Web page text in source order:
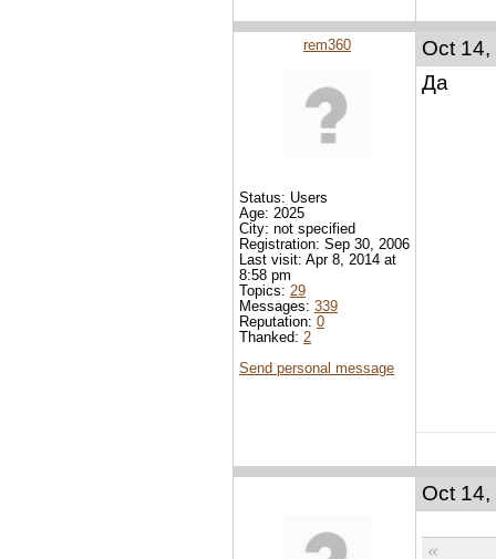
Oct
Да
rem360
Status: Users
Age: 2025
City: not specified
Registration: Sep 30, 2006
Last visit: Apr 8, 2014 at
8:58 pm
Topics: 29
Messages: 339
Reputation: 0
Thanked: 2
Send personal message
Oct